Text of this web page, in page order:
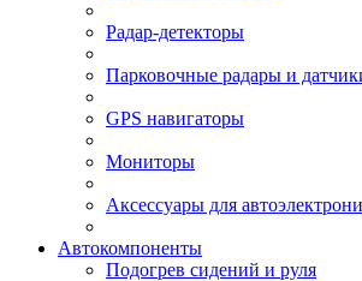
Радар-детекторы
Парковочные радары и
GPS навигаторы
Мониторы
Аксессуары для
Автокомпоненты
Подогрев сидений и руля